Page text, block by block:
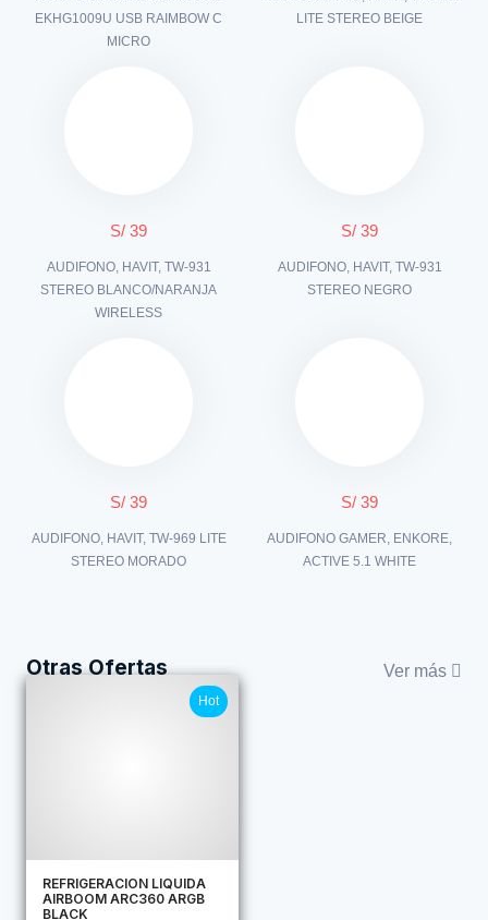
EKHG1009U USB RAIMBOW C
MICRO
LITE STEREO BEIGE
S/ 39
AUDIFONO, HAVIT, TW-931
STEREO BLANCO/NARANJA
WIRELESS
S/ 39
AUDIFONO, HAVIT, TW-931
STEREO NEGRO
S/ 39
AUDIFONO, HAVIT, TW-969 LITE
STEREO MORADO
S/ 39
AUDIFONO GAMER, ENKORE,
ACTIVE 5.1 WHITE
Otras Ofertas Ver más
Hot
REFRIGERACION LIQUIDA
AIRBOOM ARC360 ARGB
BLACK